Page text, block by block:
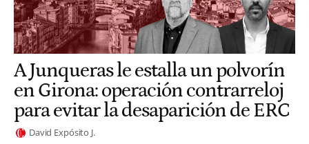
A Junqueras le estalla un polvorín
en Girona: operación contrarreloj
para evitar la desaparición de ERC
David Expósito J.